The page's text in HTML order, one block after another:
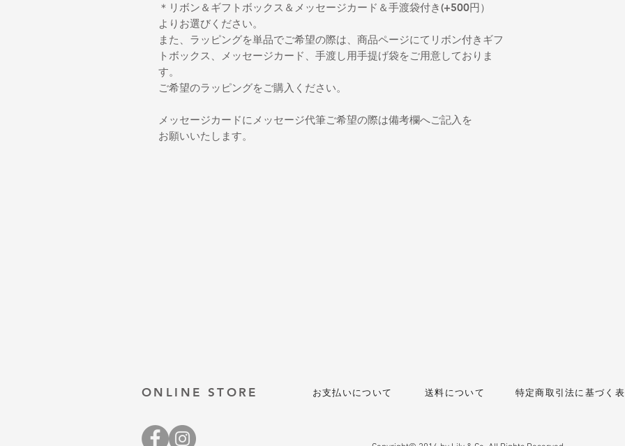
＊リボン＆ギフトボックス＆メッセージカード＆手渡袋付き(+500円）
よりお選びください。
また、ラッピングを単品でご希望の際は、商品ページにてリボン付きギフ
トボックス、メッセージカード、手渡し用手提げ袋をご用意しておりま
す。
ご希望のラッピングをご購入ください。
メッセージカードにメッセージ代筆ご希望の際は備考欄へご記入を
お願いいたします。
ONLINE STORE お支払いについて 送料について 特定商取引法に基づく